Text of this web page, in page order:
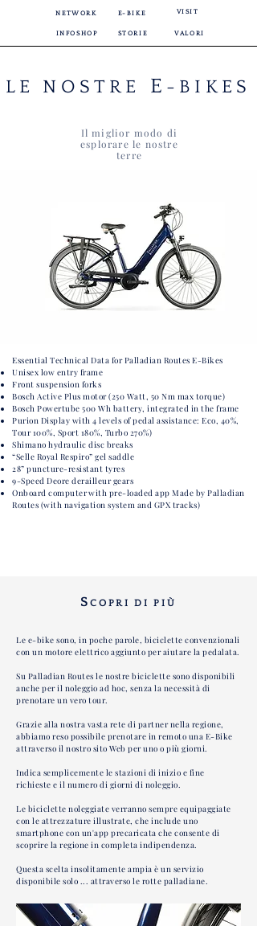
NETWORK E-BIKE VISIT
INFOSHOP STORIE VALORI
LE NOSTRE E -BIKES
Il miglior modo di
esplorare le nostre
terre
Essential Technical Data for Palladian Routes E-Bikes
Unisex low entry frame
Front suspension forks
Bosch Active Plus motor (250 Watt, 50 Nm max torque)
Bosch Powertube 500 Wh battery, integrated in the frame
Purion Display with 4 levels of pedal assistance: Eco, 40%,
Tour 100%, Sport 180%, Turbo 270%)
Shimano hydraulic disc breaks
“Selle Royal Respiro” gel saddle
28” puncture-resistant tyres
9-Speed Deore derailleur gears
Onboard computerwith pre-loaded app Made by Palladian
Routes (with navigation system and GPX tracks)
SCOPRI DI PIÙ
Le e-bike sono, in poche parole, biciclette convenzionali
con un motore elettrico aggiunto per aiutare la pedalata.
Su Palladian Routes le nostre biciclette sono disponibili
anche per il noleggio ad hoc, senza la necessità di
prenotare un vero tour.
Grazie alla nostra vasta rete di partner nella regione,
abbiamo reso possibile prenotare in remoto una E-Bike
attraverso il nostro sito Web per uno o più giorni.
Indica semplicemente le stazioni di inizio e fine
richieste e il numero di giorni di noleggio.
Le biciclette noleggiate verranno sempre equipaggiate
con le attrezzature illustrate, che include uno
smartphone con un'app precaricata che consente di
scoprire la regione in completa indipendenza.
Questa scelta insolitamente ampia è un servizio
disponibile solo ... attraverso le rotte palladiane.